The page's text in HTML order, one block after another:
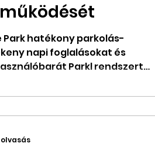
Park hatékony parkolás-
napi foglalásokat és
Parkl rendszert